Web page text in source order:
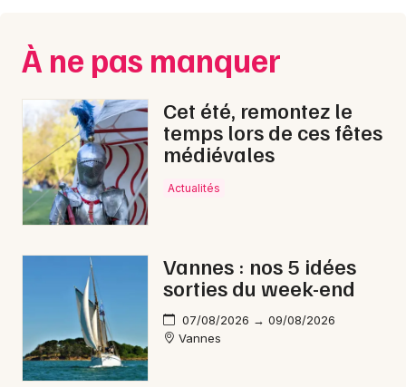
À ne pas manquer
Cet été, remontez le
temps lors de ces fêtes
médiévales
Actualités
Vannes : nos 5 idées
sorties du week-end
07/08/2026 → 09/08/2026
Vannes